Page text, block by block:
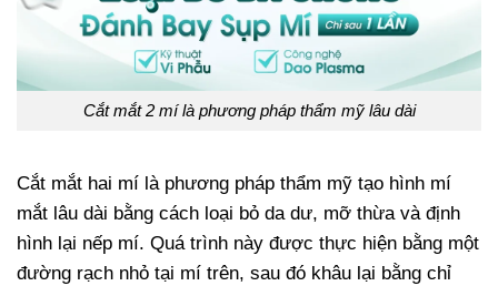
Cắt mắt 2 mí là phương pháp thẩm mỹ lâu dài
Cắt mắt hai mí là phương pháp thẩm mỹ tạo hình mí
mắt lâu dài bằng cách loại bỏ da dư, mỡ thừa và định
hình lại nếp mí. Quá trình này được thực hiện bằng một
đường rạch nhỏ tại mí trên, sau đó khâu lại bằng chỉ